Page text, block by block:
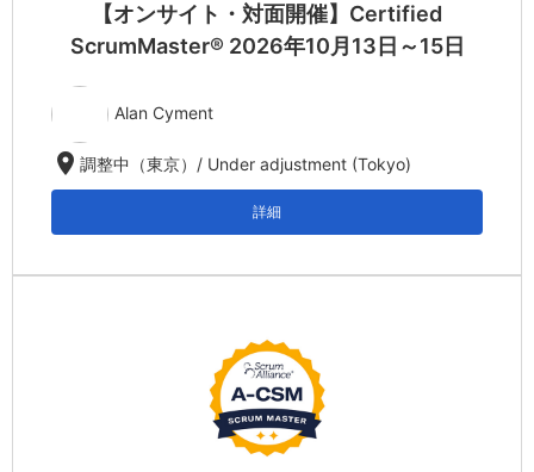
【オンサイト・対面開催】Certified
ScrumMaster® 2026年10月13日～15日
Alan Cyment
location_on調整中（東京）/ Under adjustment (Tokyo)
詳細